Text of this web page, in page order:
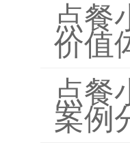
点餐
价值
点餐
案例